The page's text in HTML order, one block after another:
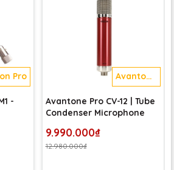
Pro
-
Avantone
Pro
Avantone Pro CV-12 | Tube
Condenser Microphone
9.990.000₫
12.980.000₫